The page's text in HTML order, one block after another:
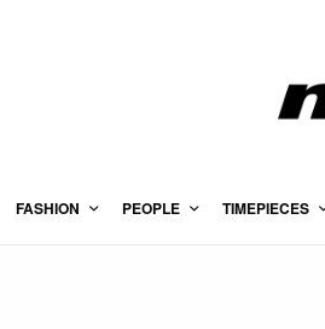
FASHION PEOPLE TIMEPIECES